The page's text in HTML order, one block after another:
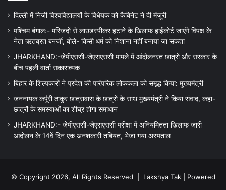
दिल्ली में निजी विश्वविद्यालयों के विधेयक को कैबिनेट ने दी मंजूरी
पश्चिम बंगाल:- मस्जिदों से लाउडस्पीकर हटाने के खिलाफ हाईकोर्ट जाएंगे विपक्ष के
नेता ऋतब्रत बनर्जी, बोले- किसी धर्म को निशाना नहीं बनाया जा सकता
JHARKHAND:-जेपीएससी-जेएसएससी मामले में आंदोलनरत छात्रों और सरकार के
बीच पहली वार्ता सकारात्मक
बिहार के शिल्पकारों ने प्रदेश की पारंपरिक लोककला को समृद्ध किया: मुख्यमंत्री
जननायक कर्पूरी ठाकुर छात्रावास के छात्रों के साथ मुख्यमंत्री ने किया संवाद, कहा-
छात्रों के समस्याओं का शीघ्र होगा समाधान
JHARKHAND:- जेपीएससी-जेएसएससी परीक्षा में अनियमितता खिलाफ जारी
आंदोलन के 14वें दिन एक अनशकारी तबियत, भेजा गया अस्पताल
© Copyright 2026, All Rights Reserved | Lakshya Tak| Powered